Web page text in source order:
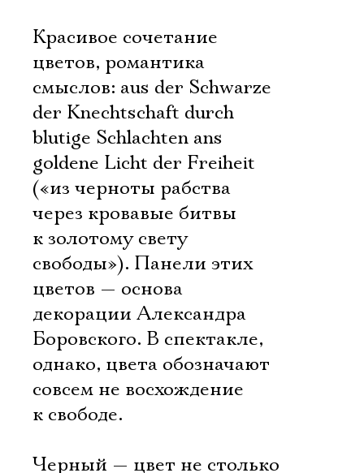
Красивое сочетание
цветов, романтика
смыслов: aus der Schwarze
der Knechtschaft durch
blutige Schlachten ans
goldene Licht der Freiheit
(«из черноты рабства
через кровавые битвы
к золотому свету
свободы»). Панели этих
цветов — основа
декорации Александра
Боровского. В спектакле,
однако, цвета обозначают
совсем не восхождение
к свободе.
Черный — цвет не столько